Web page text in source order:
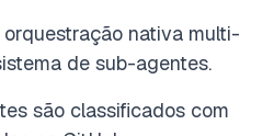
nativa multi-
de sub-agentes.
são classificados com